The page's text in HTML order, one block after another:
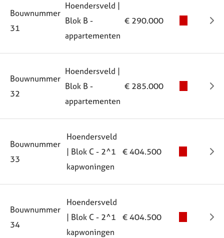
Bouwnummer
31
Hoendersveld |
Blok B -
appartementen
€ 290.000
Bouwnummer
32
Hoendersveld |
Blok B -
appartementen
€ 285.000
Bouwnummer
33
Hoendersveld
| Blok C - 2^1
kapwoningen
€ 404.500
Bouwnummer
34
Hoendersveld
| Blok C - 2^1
kapwoningen
€ 404.500